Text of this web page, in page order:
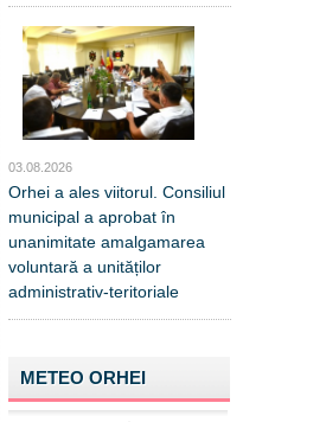
03.08.2026
Orhei a ales viitorul. Consiliul
municipal a aprobat în
unanimitate amalgamarea
voluntară a unităților
administrativ-teritoriale
METEO ORHEI